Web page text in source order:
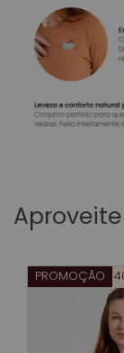
PROMOÇÃO